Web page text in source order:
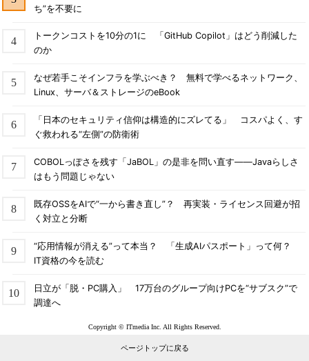
ち”を不要に
トークンコストを10分の1に 「GitHub Copilot」はどう削減した
のか
なぜ若手こそインフラを学ぶべき？ 無料で学べるネットワーク、
Linux、サーバ＆ストレージのeBook
「日本のセキュリティ信仰は構造的にズレてる」 コスパよく、す
ぐ救われる“左側”の防衛術
COBOLっぽさを残す「JaBOL」の是非を問い直す――Javaらしさ
はもう問題じゃない
既存OSSをAIで“一から書き直し”？ 再実装・ライセンス回避が招
く対立と分断
“応用情報が消える”って本当？ 「生成AIパスポート」って何？
IT資格の今を読む
日立が「脱・PC購入」 17万台のグループ向けPCを“サブスク”で
調達へ
Copyright © ITmedia Inc. All Rights Reserved.
ページトップに戻る